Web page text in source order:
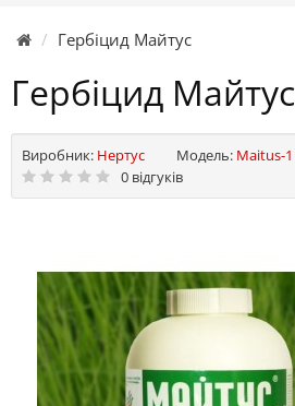
Гербіцид Майтус
Гербіцид Майтус
Виробник: Нертус Модель: Maitus-1
0 відгуків